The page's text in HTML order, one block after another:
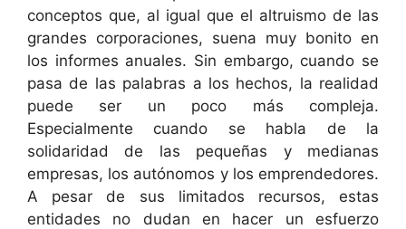
conceptos que, al igual que el altruismo de las
grandes corporaciones, suena muy bonito en
los informes anuales. Sin embargo, cuando se
pasa de las palabras a los hechos, la realidad
puede ser un poco más compleja.
Especialmente cuando se habla de la
solidaridad de las pequeñas y medianas
empresas, los autónomos y los emprendedores.
A pesar de sus limitados recursos, estas
entidades no dudan en hacer un esfuerzo